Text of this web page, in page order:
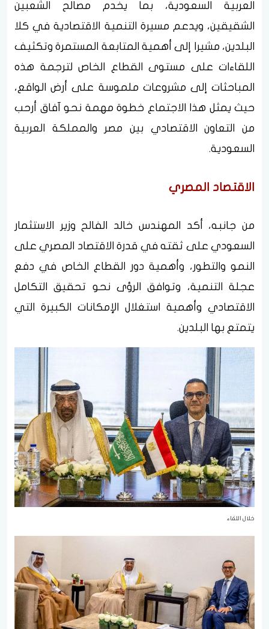
العربية السعودية، بما يخدم مصالح الشعبين
الشقيقين، ويدعم مسيرة التنمية الاقتصادية في كلا
البلدين، مشيرا إلى أهمية المتابعة المستمرة وتكثيف
اللقاءات على مستوى القطاع الخاص لترجمة هذه
المباحثات إلى مشروعات ملموسة على أرض الواقع،
حيث يمثل هذا الاجتماع خطوة مهمة نحو آفاق أرحب
من التعاون الاقتصادي بين مصر والمملكة العربية
السعودية.
الاقتصاد المصري
من جانبه، أكد المهندس خالد الفالح وزير الاستثمار
السعودي على ثقته في قدرة الاقتصاد المصري على
النمو والتطور، وأهمية دور القطاع الخاص في دفع
عجلة التنمية، وتوافق الرؤى نحو تحقيق التكامل
الاقتصادي وأهمية استغلال الإمكانات الكبيرة التي
يتمتع بها البلدين.
خلال اللقاء